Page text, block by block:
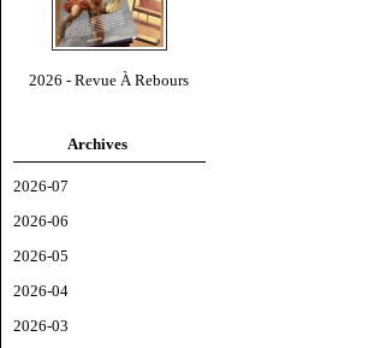
2026 - Revue À Rebours
Archives
2026-07
2026-06
2026-05
2026-04
2026-03